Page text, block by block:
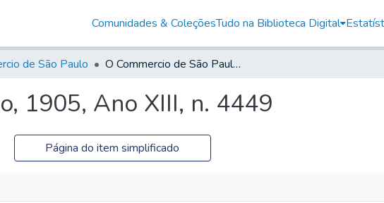
Comunidades & ColeçõesTudo na Biblioteca Digital
de São Paulo O Commercio de São Paulo, 1905, Ano XIII, n. 4449
1905, Ano XIII, n. 4449
Página do item simplificado